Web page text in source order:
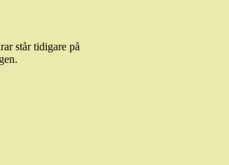
står tidigare på